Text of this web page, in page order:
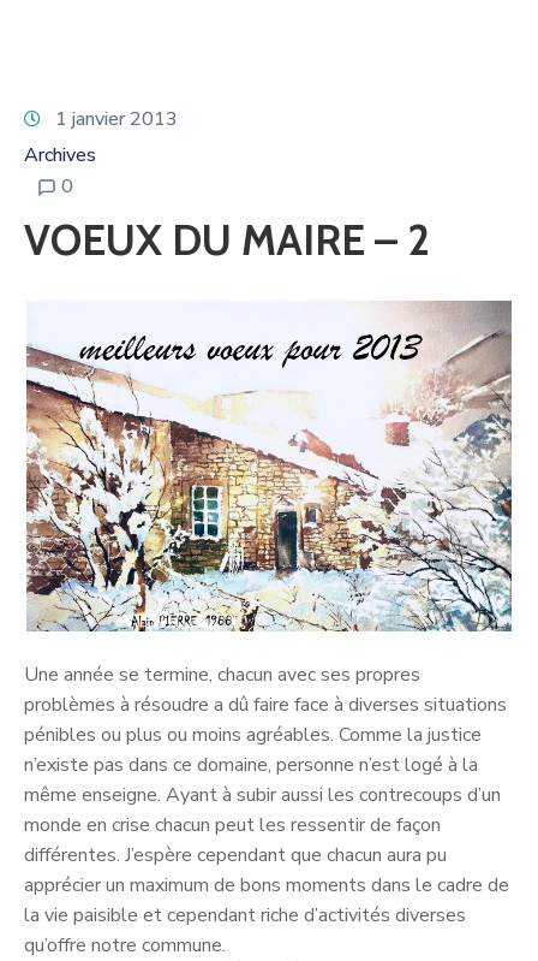
1 janvier 2013
Archives
0
VOEUX DU MAIRE – 2
Une année se termine, chacun avec ses propres
problèmes à résoudre a dû faire face à diverses situations
pénibles ou plus ou moins agréables. Comme la justice
n’existe pas dans ce domaine, personne n’est logé à la
même enseigne. Ayant à subir aussi les contrecoups d’un
monde en crise chacun peut les ressentir de façon
différentes. J’espère cependant que chacun aura pu
apprécier un maximum de bons moments dans le cadre de
la vie paisible et cependant riche d’activités diverses
qu’offre notre commune.